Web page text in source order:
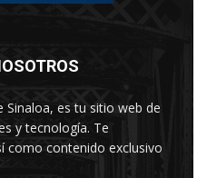
Sinaloa, es tu sitio web de
y tecnología. Te
como contenido exclusivo